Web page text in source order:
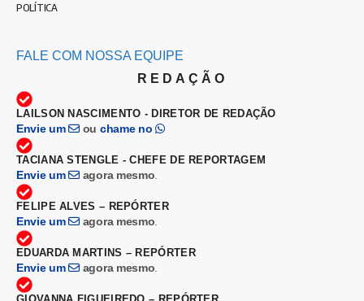
POLÍTICA
FALE COM NOSSA EQUIPE
REDAÇÃO
LAILSON NASCIMENTO - DIRETOR DE REDAÇÃO
Envie um ou chame no
TACIANA STENGLE - CHEFE DE REPORTAGEM
Envie um agora mesmo
FELIPE ALVES – REPÓRTER
Envie um agora mesmo
EDUARDA MARTINS – REPÓRTER
Envie um agora mesmo